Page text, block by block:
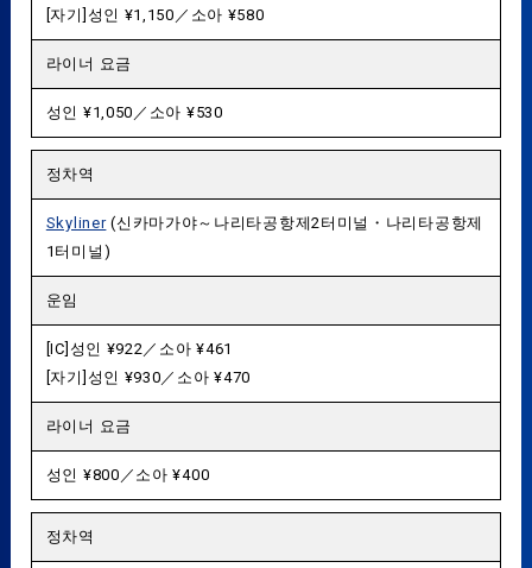
[자기]성인 ¥1,150／소아 ¥580
라이너 요금
성인 ¥1,050／소아 ¥530
정차역
Skyliner(신카마가야～나리타공항제2터미널・나리타공항제
1터미널)
운임
[IC]성인 ¥922／소아 ¥461
[자기]성인 ¥930／소아 ¥470
라이너 요금
성인 ¥800／소아 ¥400
정차역